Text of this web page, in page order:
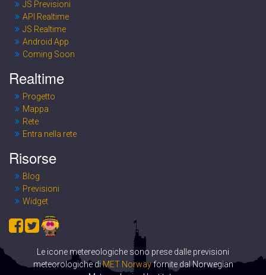
JS Previsioni
API Realtime
JS Realtime
Android App
Coming Soon
Realtime
Progetto
Mappa
Rete
Entra nella rete
Risorse
Blog
Previsioni
Widget
Le icone metereologiche sono prese dalle previsioni
meteorologiche diMET Norwayfornite dal Norwegian